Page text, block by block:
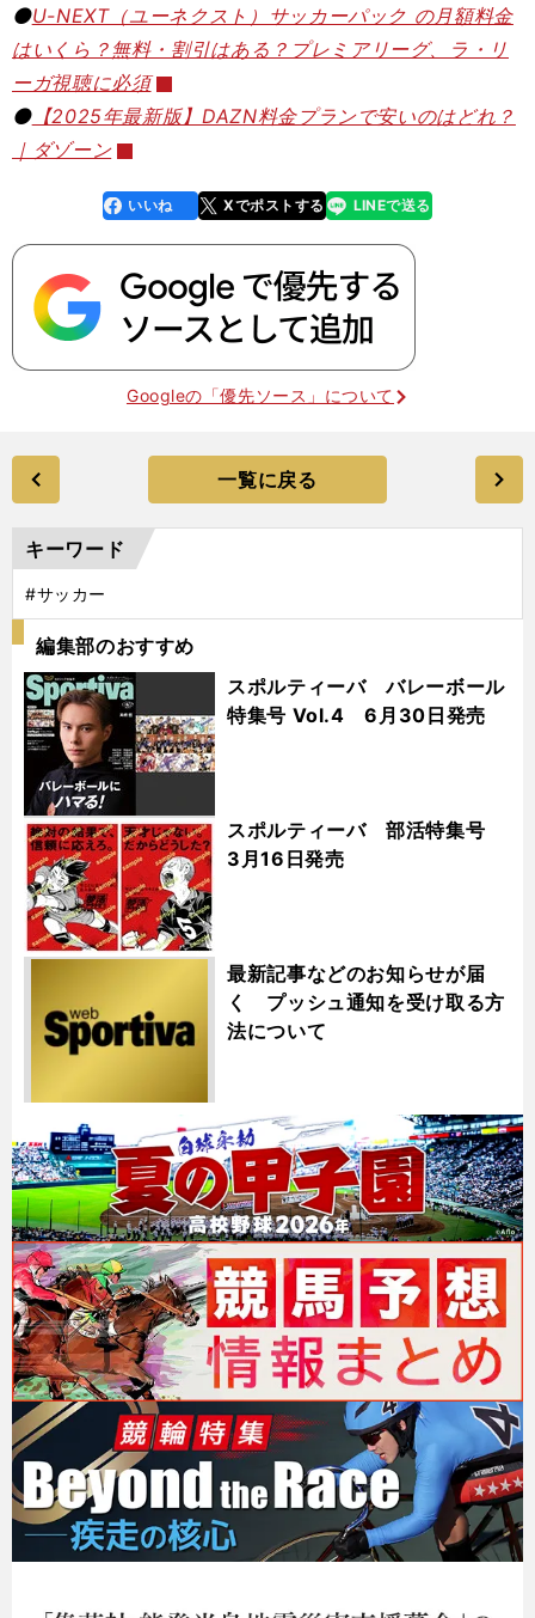
⚫️U-NEXT（ユーネクスト）サッカーパック の月額料金
はいくら？無料・割引はある？プレミアリーグ、ラ・リ
ーガ視聴に必須
⚫️【2025年最新版】DAZN料金プランで安いのはどれ？
｜ダゾーン
faceboo
k
いいね Xでポストする
line LINEで送る
Googleの「優先ソース」について
一覧に戻る
キーワード
#サッカー
編集部のおすすめ
スポルティーバ バレーボール
特集号 Vol.4 6月30日発売
スポルティーバ 部活特集号
3月16日発売
最新記事などのお知らせが届
く プッシュ通知を受け取る方
法について